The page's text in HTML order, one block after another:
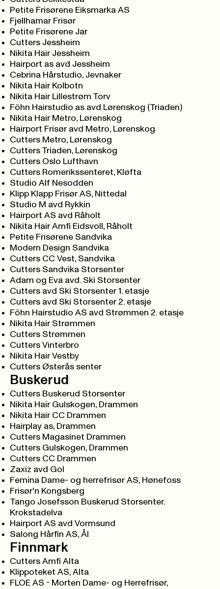
Petite Frisørene Eiksmarka AS
Fjellhamar Frisør
Petite Frisørene Jar
Cutters Jessheim
Nikita Hair Jessheim
Hairport as avd Jessheim
Cebrina Hårstudio, Jevnaker
Nikita Hair Kolbotn
Nikita Hair Lillestrøm Torv
Föhn Hairstudio as avd Lørenskog (Triaden)
Nikita Hair Metro, Lørenskog
Hairport Frisør avd Metro, Lørenskog
Cutters Metro, Lørenskog
Cutters Triaden, Lørenskog
Cutters Oslo Lufthavn
Cutters Romerikssenteret, Kløfta
Studio Alf Nesodden
Klipp Klapp Frisør AS, Nittedal
Studio M avd Rykkin
Hairport AS avd Råholt
Nikita Hair Amfi Eidsvoll, Råholt
Petite Frisørene Sandvika
Modern Design Sandvika
Cutters CC Vest, Sandvika
Cutters Sandvika Storsenter
Adam og Eva avd. Ski Storsenter
Cutters avd Ski Storsenter 1. etasje
Cutters avd Ski Storsenter 2. etasje
Föhn Hairstudio AS avd Strømmen 2. etasje
Nikita Hair Strømmen
Cutters Strømmen
Cutters Vinterbro
Nikita Hair Vestby
Cutters Østerås senter
Buskerud
Cutters Buskerud Storsenter
Nikita Hair Gulskogen, Drammen
Nikita Hair CC Drammen
Hairplay as, Drammen
Cutters Magasinet Drammen
Cutters Gulskogen, Drammen
Cutters CC Drammen
Zaxiz avd Gol
Femina Dame- og herrefrisør AS, Hønefoss
Frisør'n Kongsberg
Tango Josefsson Buskerud Storsenter.
Krokstadelva
Hairport AS avd Vormsund
Salong Hårfin AS, Ål
Finnmark
Cutters Amfi Alta
Klippoteket AS, Alta
FLOE AS - Morten Dame- og Herrefrisør,